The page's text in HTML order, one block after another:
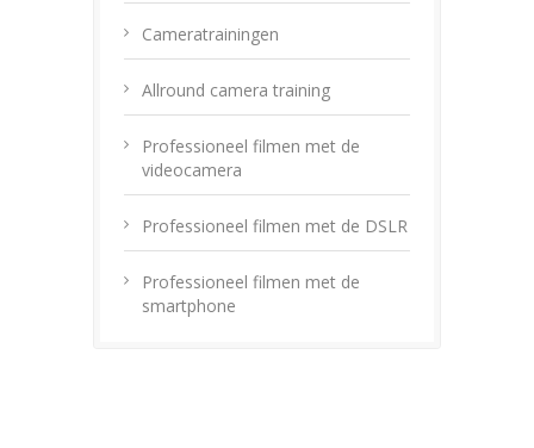
Cameratrainingen
Allround camera training
Professioneel filmen met de
videocamera
Professioneel filmen met de DSLR
Professioneel filmen met de
smartphone